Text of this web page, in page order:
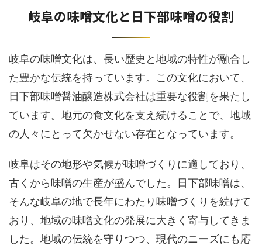
岐阜の味噌文化と日下部味噌の役割
岐阜の味噌文化は、長い歴史と地域の特性が融合し
た豊かな伝統を持っています。この文化において、
日下部味噌醤油醸造株式会社は重要な役割を果たし
ています。地元の食文化を支え続けることで、地域
の人々にとって欠かせない存在となっています。
岐阜はその地形や気候が味噌づくりに適しており、
古くから味噌の生産が盛んでした。日下部味噌は、
そんな岐阜の地で長年にわたり味噌づくりを続けて
おり、地域の味噌文化の発展に大きく寄与してきま
した。地域の伝統を守りつつ、現代のニーズにも応